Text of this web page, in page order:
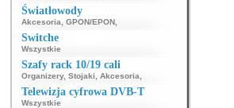
Światłowody
Akcesoria GPON/EPON
Switche
Wszystkie
Szafy rack 10/19 cali
Organizery, Stojaki Akcesoria
Telewizja cyfrowa DVB-T
Wszystkie